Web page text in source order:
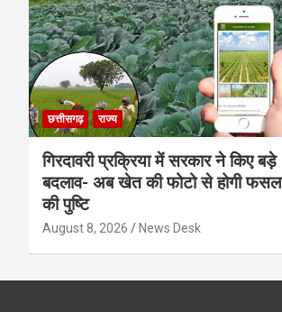
छत्तीसगढ़ राज्य
गिरदावरी प्रक्रिया में सरकार ने किए बड़े
बदलाव- अब खेत की फोटो से होगी फसल
की पुष्टि
August 8, 2026 News Desk